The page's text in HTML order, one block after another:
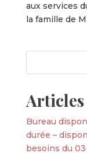
aux services
la famille de
Bureau
durée –
besoins du